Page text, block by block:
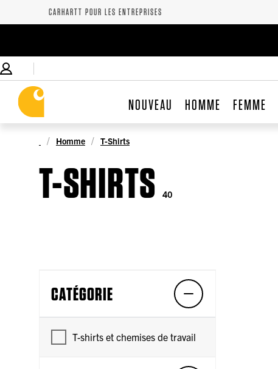
CARHARTT POUR LES ENTREPRISES
NOUVEAU HOMME FEMME
Homme T-Shirts
T-SHIRTS 40
CATÉGORIE
T-shirts et chemises de travail